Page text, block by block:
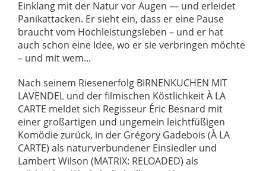
Einklang mit der Natur vor Augen — und erleidet
Panikattacken. Er sieht ein, dass er eine Pause
braucht vom Hochleistungsleben – und er hat
auch schon eine Idee, wo er sie verbringen möchte
– und mit wem...
Nach seinem Riesenerfolg BIRNENKUCHEN MIT
LAVENDEL und der filmischen Köstlichkeit À LA
CARTE meldet sich Regisseur Éric Besnard mit
einer großartigen und ungemein leichtfüßigen
Komödie zurück, in der Grégory Gadebois (À LA
CARTE) als naturverbundener Einsiedler und
Lambert Wilson (MATRIX: RELOADED) als